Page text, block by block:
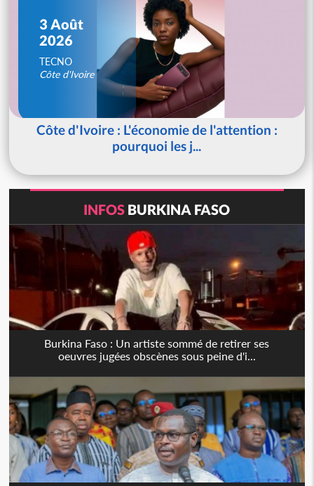
3 Août
2026
TECNO
Côte d'Ivoire
Côte d'Ivoire : L'économie de l'attention :
pourquoi les j...
INFOS BURKINA FASO
Burkina Faso : Un artiste sommé de retirer ses
oeuvres jugées obscènes sous peine d'i...